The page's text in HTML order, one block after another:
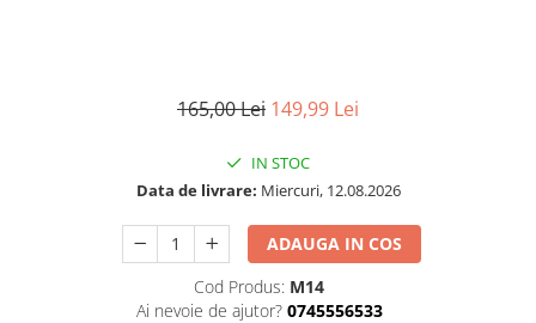
165,00 Lei 149,99 Lei
IN STOC
Data de livrare: Miercuri, 12.08.2026
ADAUGA IN COS
Cod Produs: M14
Ai nevoie de ajutor? 0745556533